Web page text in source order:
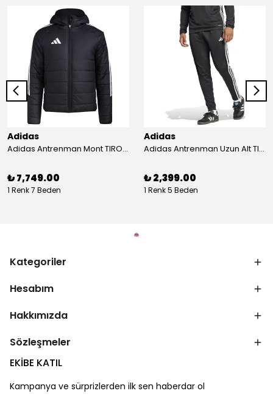
Adidas
Adidas Antrenman Mont TIRO24 WINT JKT IJ7388
₺ 7,749.00
1 Renk 7 Beden
Adidas
Adidas Antrenman Uzun Alt TIRO ES PNT JD0442
₺ 2,399.00
1 Renk 5 Beden
Kategoriler
Hesabım
Hakkımızda
Sözleşmeler
EKİBE KATIL
Kampanya ve sürprizlerden ilk sen haberdar ol